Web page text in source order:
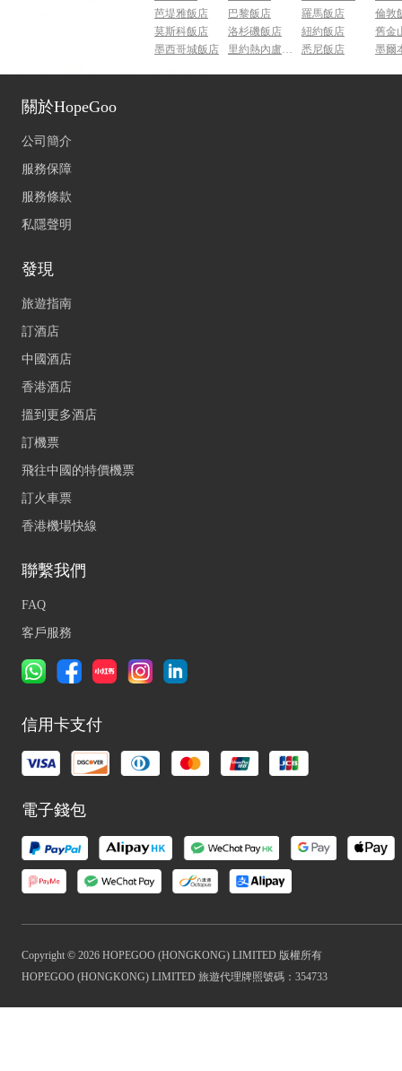
芭堤雅飯店
巴黎飯店 羅馬飯店
倫敦
莫斯科飯店
洛杉磯飯店 紐約飯店
舊金
墨西哥城飯店
里約熱內盧飯店 悉尼飯店 墨爾
關於HopeGoo
公司簡介
服務保障
服務條款
私隱聲明
發現
旅遊指南
訂酒店
中國酒店
香港酒店
搵到更多酒店
訂機票
飛往中國的特價機票
訂火車票
香港機場快線
聯繫我們
FAQ
客戶服務
信用卡支付
電子錢包
Copyright © 2026 HOPEGOO (HONGKONG) LIMITED 版權所有
HOPEGOO (HONGKONG) LIMITED 旅遊代理牌照號碼：354733